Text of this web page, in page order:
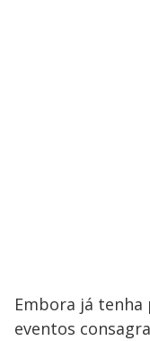
Embora já
eventos